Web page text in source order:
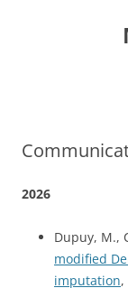
2026
Dupuy, M.,
modified
imputation,